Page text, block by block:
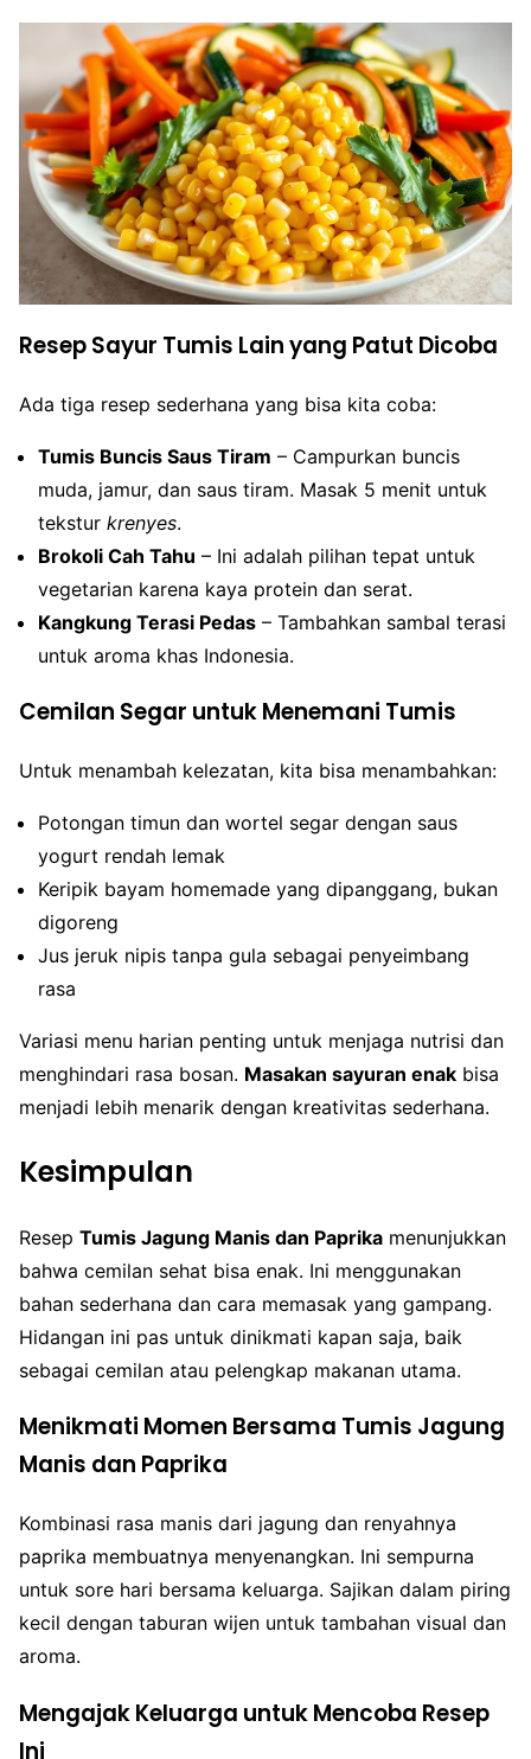
Resep Sayur Tumis Lain yang Patut Dicoba
Ada tiga resep sederhana yang bisa kita coba:
Tumis Buncis Saus Tiram – Campurkan buncis
muda, jamur, dan saus tiram. Masak 5 menit untuk
tekstur krenyes.
Brokoli Cah Tahu – Ini adalah pilihan tepat untuk
vegetarian karena kaya protein dan serat.
Kangkung Terasi Pedas – Tambahkan sambal terasi
untuk aroma khas Indonesia.
Cemilan Segar untuk Menemani Tumis
Untuk menambah kelezatan, kita bisa menambahkan:
Potongan timun dan wortel segar dengan saus
yogurt rendah lemak
Keripik bayam homemade yang dipanggang, bukan
digoreng
Jus jeruk nipis tanpa gula sebagai penyeimbang
rasa
Variasi menu harian penting untuk menjaga nutrisi dan
menghindari rasa bosan. Masakan sayuran enak bisa
menjadi lebih menarik dengan kreativitas sederhana.
Kesimpulan
Resep Tumis Jagung Manis dan Paprika menunjukkan
bahwa cemilan sehat bisa enak. Ini menggunakan
bahan sederhana dan cara memasak yang gampang.
Hidangan ini pas untuk dinikmati kapan saja, baik
sebagai cemilan atau pelengkap makanan utama.
Menikmati Momen Bersama Tumis Jagung
Manis dan Paprika
Kombinasi rasa manis dari jagung dan renyahnya
paprika membuatnya menyenangkan. Ini sempurna
untuk sore hari bersama keluarga. Sajikan dalam piring
kecil dengan taburan wijen untuk tambahan visual dan
aroma.
Mengajak Keluarga untuk Mencoba Resep
Ini